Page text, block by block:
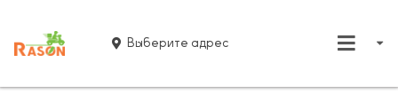
Выберите адрес